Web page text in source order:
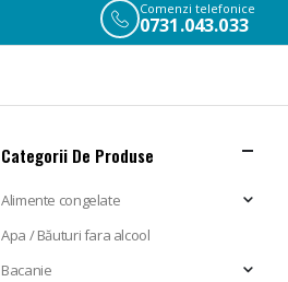
Comenzi telefonice
0731.043.033
Categorii De Produse
Alimente congelate
Apa / Băuturi fara alcool
Bacanie